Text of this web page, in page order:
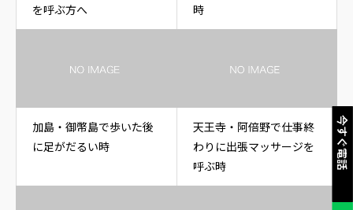
今すぐ電話
を呼ぶ方へ
時
加島・御幣島で歩いた後
に足がだるい時
天王寺・阿倍野で仕事終
わりに出張マッサージを
呼ぶ時